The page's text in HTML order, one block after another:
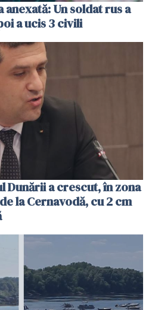
Un soldat rus a
a ucis 3 civili
Dunării a crescut, în zona
la Cernavodă, cu 2 cm